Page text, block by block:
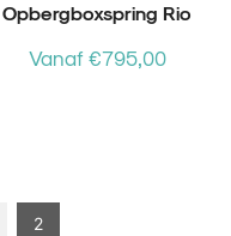
Opbergboxspring Rio
Vanaf €795,00
2